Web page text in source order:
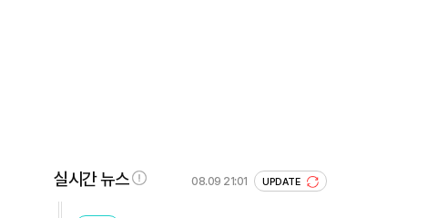
실시간 뉴스 08.09 21:01 UPDATE